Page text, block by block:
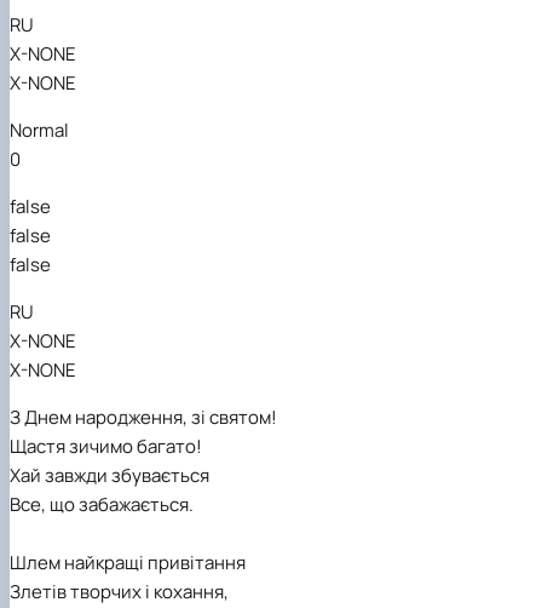
RU
X-NONE
X-NONE
Normal
0
false
false
false
RU
X-NONE
X-NONE
З Днем народження, зі святом!
Щастя зичимо багато!
Хай завжди збувається
Все, що забажається.
Шлем найкращі привітання
Злетів творчих і кохання,